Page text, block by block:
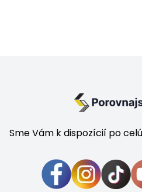
Sme Vám k dispozícií po